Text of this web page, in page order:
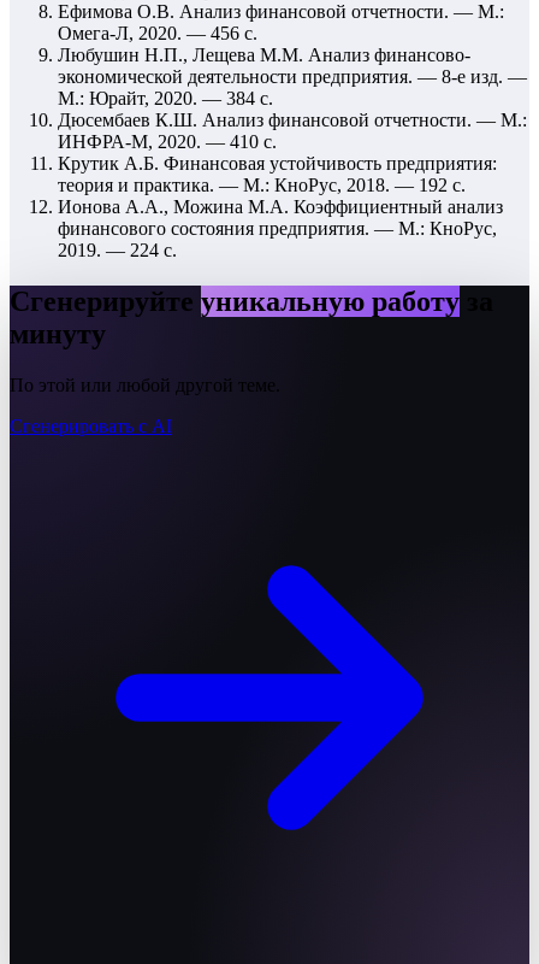
Ефимова О.В. Анализ финансовой отчетности. — М.:
Омега-Л, 2020. — 456 с.
Любушин Н.П., Лещева М.М. Анализ финансово-
экономической деятельности предприятия. — 8-е изд. —
М.: Юрайт, 2020. — 384 с.
Дюсембаев К.Ш. Анализ финансовой отчетности. — М.:
ИНФРА-М, 2020. — 410 с.
Крутик А.Б. Финансовая устойчивость предприятия:
теория и практика. — М.: КноРус, 2018. — 192 с.
Ионова А.А., Можина М.А. Коэффициентный анализ
финансового состояния предприятия. — М.: КноРус,
2019. — 224 с.
Сгенерируйте уникальную работу
минуту
По этой или любой другой теме.
Сгенерировать с AI